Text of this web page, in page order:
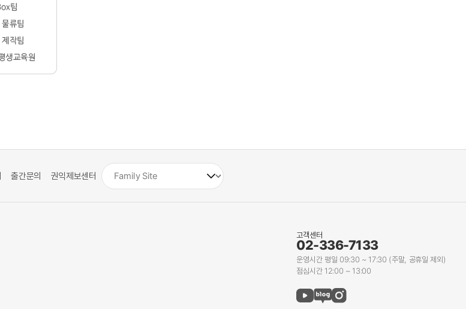
출간문의 권익제보센터
고객센터
02-336-7133
운영시간 평일 09:30 ~ 17:30 (주말, 공휴일 제외)
점심시간 12:00 ~ 13:00